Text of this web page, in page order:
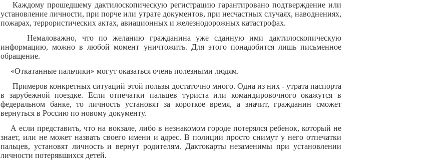
Каждому прошедшему дактилоскопическую регистрацию гарантировано подтверждение или
установление личности, при порче или утрате документов, при несчастных случаях, наводнениях,
пожарах, террористических актах, авиационных и железнодорожных катастрофах.
Немаловажно, что по желанию гражданина уже сданную ими дактилоскопическую
информацию, можно в любой момент уничтожить. Для этого понадобится лишь письменное
обращение.
«Откатанные пальчики» могут оказаться очень полезными людям.
Примеров конкретных ситуаций этой пользы достаточно много. Одна из них - утрата паспорта
в зарубежной поездке. Если отпечатки пальцев туриста или командировочного окажутся в
федеральном банке, то личность установят за короткое время, а значит, гражданин сможет
вернуться в Россию по новому документу.
А если представить, что на вокзале, либо в незнакомом городе потерялся ребенок, который не
знает, или не может назвать своего имени и адрес. В полиции просто снимут у него отпечатки
пальцев, установят личность и вернут родителям. Дактокарты незаменимы при установлении
личности потерявшихся детей.